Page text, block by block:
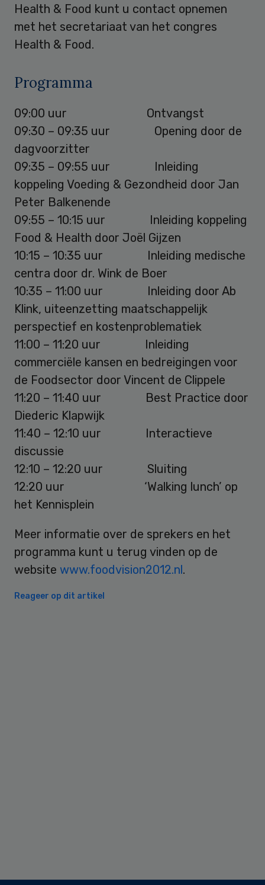
Health & Food kunt u contact opnemen
met het secretariaat van het congres
Health & Food.
Programma
09:00 uur Ontvangst
09:30 – 09:35 uur Opening door de
dagvoorzitter
09:35 – 09:55 uur Inleiding
koppeling Voeding & Gezondheid door Jan
Peter Balkenende
09:55 – 10:15 uur Inleiding koppeling
Food & Health door Joël Gijzen
10:15 – 10:35 uur Inleiding medische
centra door dr. Wink de Boer
10:35 – 11:00 uur Inleiding door Ab
Klink, uiteenzetting maatschappelijk
perspectief en kostenproblematiek
11:00 – 11:20 uur Inleiding
commerciële kansen en bedreigingen voor
de Foodsector door Vincent de Clippele
11:20 – 11:40 uur Best Practice door
Diederic Klapwijk
11:40 – 12:10 uur Interactieve
discussie
12:10 – 12:20 uur Sluiting
12:20 uur ‘Walking lunch’ op
het Kennisplein
Meer informatie over de sprekers en het
programma kunt u terug vinden op de
website www.foodvision2012.nl.
Reageer op dit artikel